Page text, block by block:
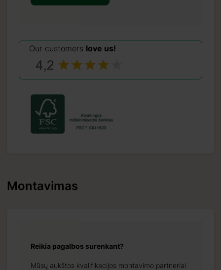
Our customers love us!
Montavimas
Reikia pagalbos surenkant?
Mūsų aukštos kvalifikacijos montavimo partneriai